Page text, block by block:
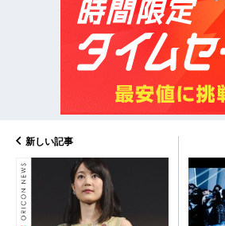
新しい記事